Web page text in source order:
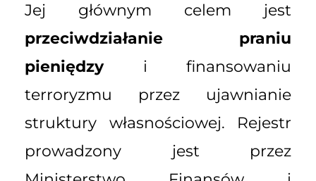
Jej głównym celem jest
przeciwdziałanie praniu
pieniędzyi finansowaniu
terroryzmu przez ujawnianie
struktury własnościowej. Rejestr
prowadzony jest przez